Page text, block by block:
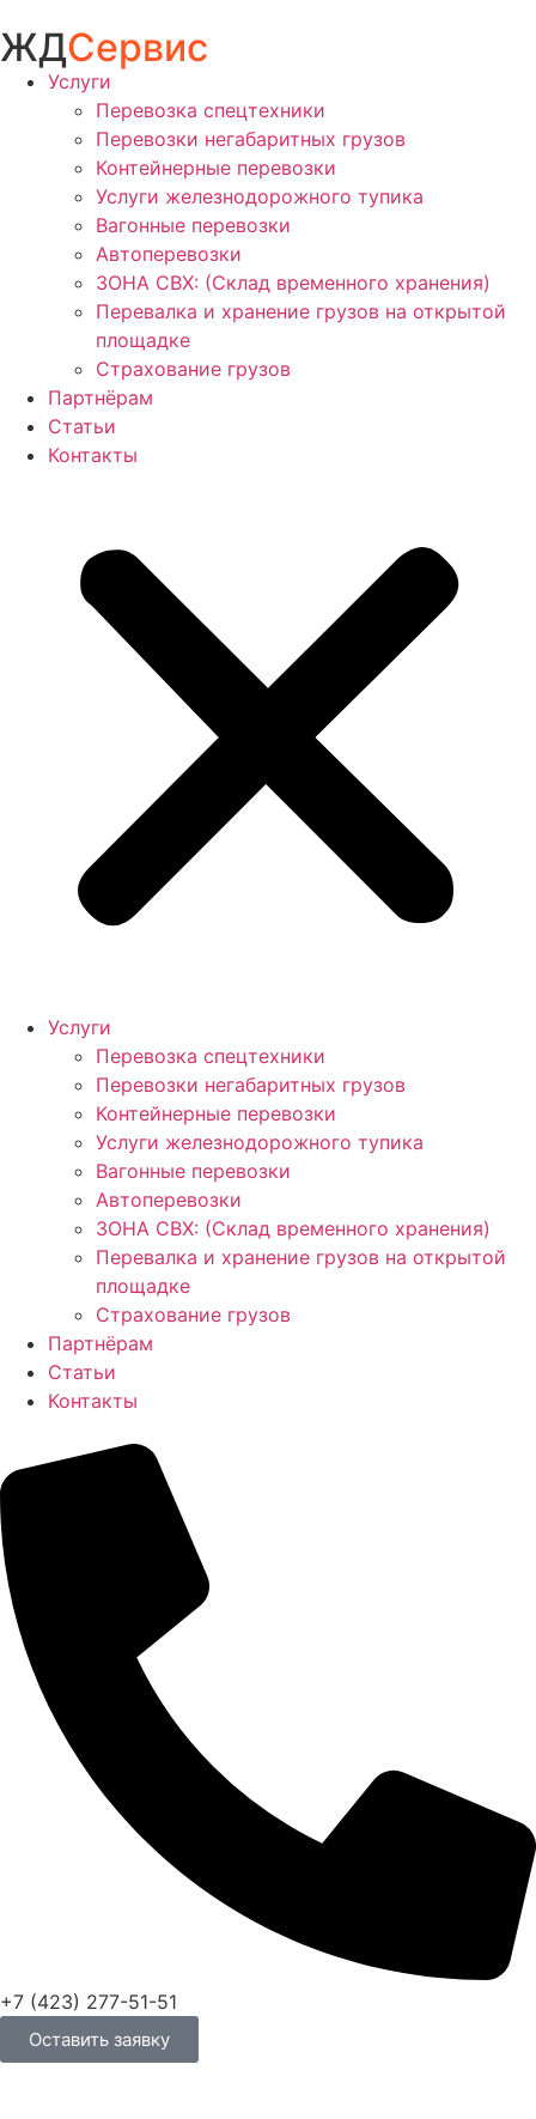
ЖДСервис
Услуги
Перевозка спецтехники
Перевозки негабаритных грузов
Контейнерные перевозки
Услуги железнодорожного тупика
Вагонные перевозки
Автоперевозки
ЗОНА СВХ: (Склад временного хранения)
Перевалка и хранение грузов на открытой
площадке
Страхование грузов
Партнёрам
Статьи
Контакты
Услуги
Перевозка спецтехники
Перевозки негабаритных грузов
Контейнерные перевозки
Услуги железнодорожного тупика
Вагонные перевозки
Автоперевозки
ЗОНА СВХ: (Склад временного хранения)
Перевалка и хранение грузов на открытой
площадке
Страхование грузов
Партнёрам
Статьи
Контакты
+7 (423) 277-51-51
Оставить заявку